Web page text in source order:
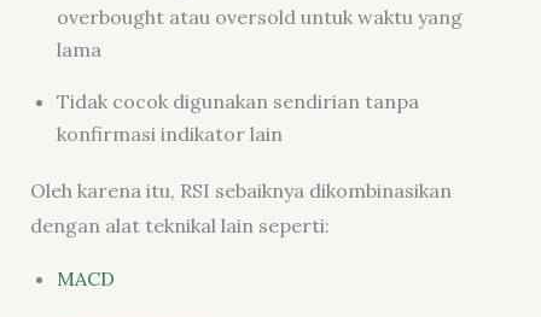
overbought atau oversold untuk waktu yang
lama
Tidak cocok digunakan sendirian tanpa
konfirmasi indikator lain
Oleh karena itu, RSI sebaiknya dikombinasikan
dengan alat teknikal lain seperti:
MACD